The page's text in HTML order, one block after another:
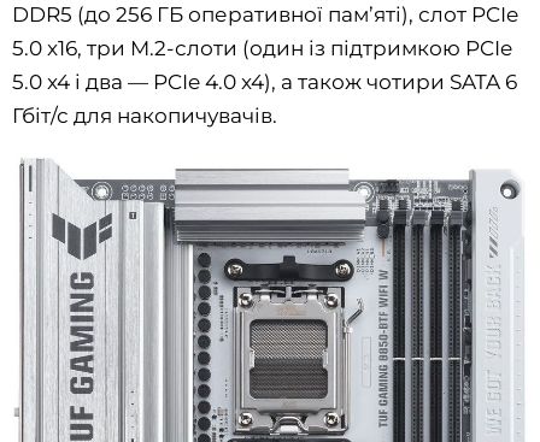
DDR5 (до 256 ГБ оперативної пам’яті), слот PCIe
5.0 x16, три M.2-слоти (один із підтримкою PCIe
5.0 x4 і два — PCIe 4.0 x4), а також чотири SATA 6
Гбіт/с для накопичувачів.